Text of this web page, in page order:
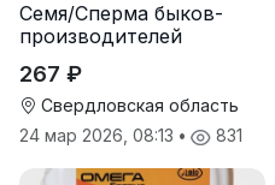
Семя/Сперма быков-
производителей
267 ₽
Свердловская область
24 мар 2026, 08:13 • 831